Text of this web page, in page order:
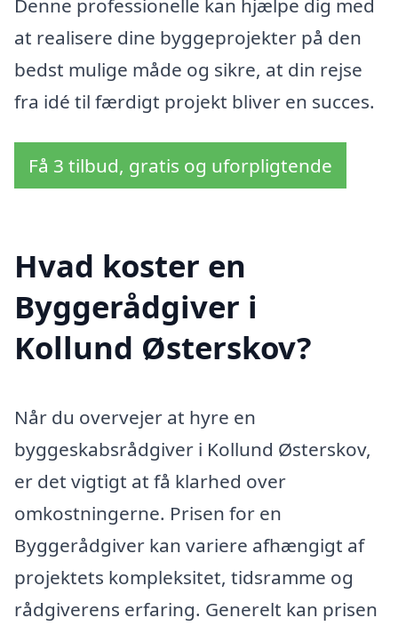
Denne professionelle kan hjælpe dig med
at realisere dine byggeprojekter på den
bedst mulige måde og sikre, at din rejse
fra idé til færdigt projekt bliver en succes.
Få 3 tilbud, gratis og uforpligtende
Hvad koster en
Byggerådgiver i
Kollund Østerskov?
Når du overvejer at hyre en
byggeskabsrådgiver i Kollund Østerskov,
er det vigtigt at få klarhed over
omkostningerne. Prisen for en
Byggerådgiver kan variere afhængigt af
projektets kompleksitet, tidsramme og
rådgiverens erfaring. Generelt kan prisen